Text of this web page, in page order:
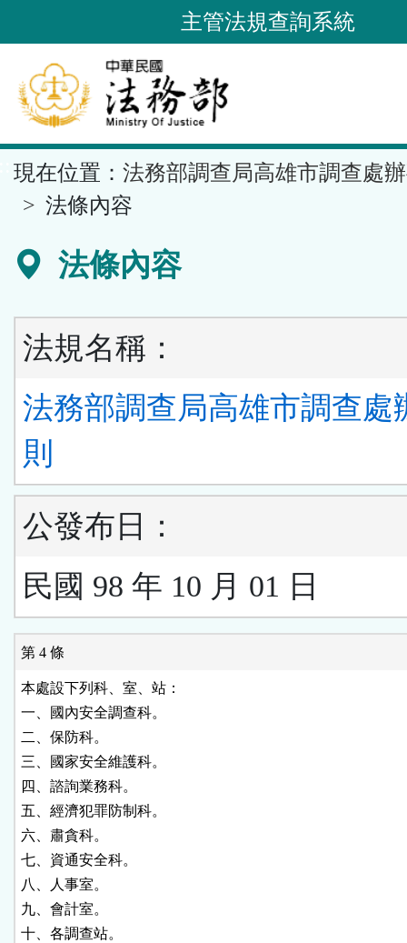
到
要
內
容
區
塊
主管法規查詢系統
現在位置： 法務部調查局高雄市調查處
法條內容
法條內容
法規名稱：
法務部調查局高雄市調查處
則
公發布日：
民國 98 年 10 月 01 日
第 4 條
本處設下列科、室、站：
一、國內安全調查科。
二、保防科。
三、國家安全維護科。
四、諮詢業務科。
五、經濟犯罪防制科。
六、肅貪科。
七、資通安全科。
八、人事室。
九、會計室。
十、各調查站。